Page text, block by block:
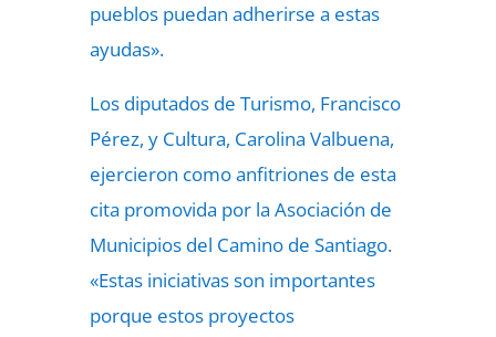
pueblos puedan adherirse a estas
ayudas».
Los diputados de Turismo, Francisco
Pérez, y Cultura, Carolina Valbuena,
ejercieron como anfitriones de esta
cita promovida por la Asociación de
Municipios del Camino de Santiago.
«Estas iniciativas son importantes
porque estos proyectos